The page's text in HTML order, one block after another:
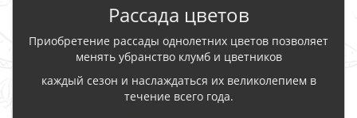
Рассада цветов
Приобретение рассады однолетних цветов позволяет
менять убранство клумб и цветников
каждый сезон и наслаждаться их великолепием в
течение всего года.